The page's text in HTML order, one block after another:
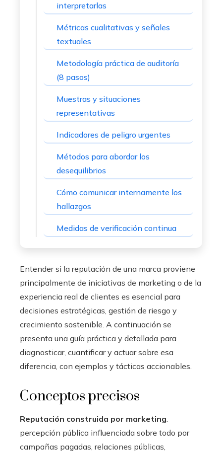
interpretarlas
Métricas cualitativas y señales
textuales
Metodología práctica de auditoría
(8 pasos)
Muestras y situaciones
representativas
Indicadores de peligro urgentes
Métodos para abordar los
desequilibrios
Cómo comunicar internamente los
hallazgos
Medidas de verificación continua
Entender si la reputación de una marca proviene
principalmente de iniciativas de marketing o de la
experiencia real de clientes es esencial para
decisiones estratégicas, gestión de riesgo y
crecimiento sostenible. A continuación se
presenta una guía práctica y detallada para
diagnosticar, cuantificar y actuar sobre esa
diferencia, con ejemplos y tácticas accionables.
Conceptos precisos
Reputación construida por marketing:
percepción pública influenciada sobre todo por
campañas pagadas, relaciones públicas,